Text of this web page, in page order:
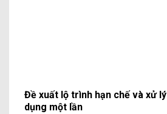
Đề xuất lộ trình hạn chế và xử
dụng một lần